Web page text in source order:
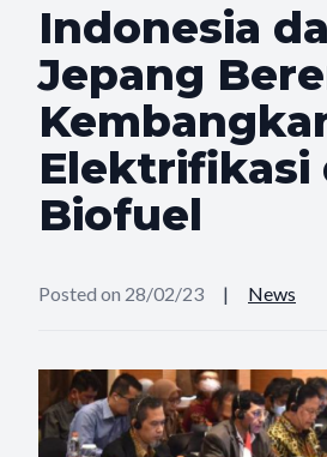
Indonesia
Jepang
Elektrifikasi
Biofuel
Posted on 28/02/23 | News